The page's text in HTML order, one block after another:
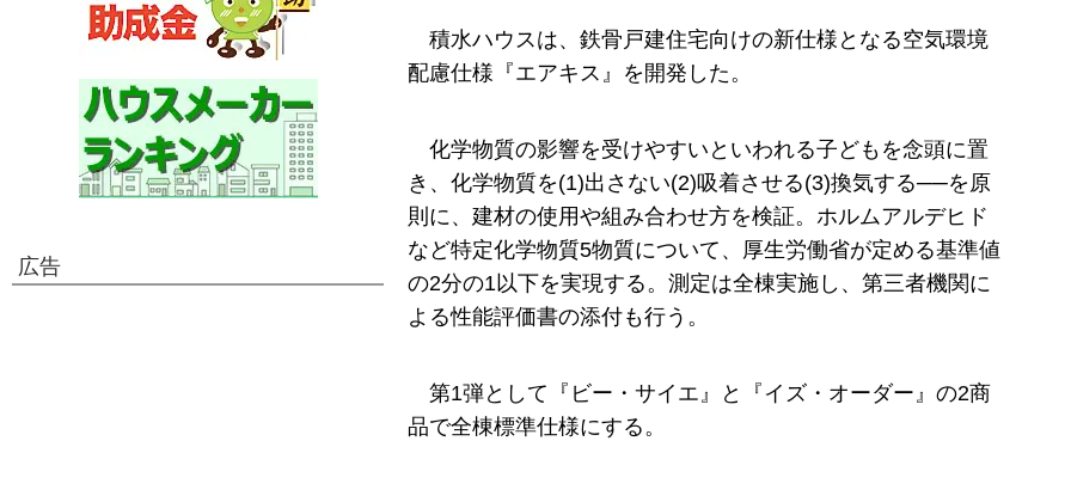
積水ハウスは、鉄骨戸建住宅向けの新仕様となる空気環境
配慮仕様『エアキス』を開発した。
化学物質の影響を受けやすいといわれる子どもを念頭に置
き、化学物質を(1)出さない(2)吸着させる(3)換気する──を原
則に、建材の使用や組み合わせ方を検証。ホルムアルデヒド
など特定化学物質5物質について、厚生労働省が定める基準値
の2分の1以下を実現する。測定は全棟実施し、第三者機関に
よる性能評価書の添付も行う。
第1弾として『ビー・サイエ』と『イズ・オーダー』の2商
品で全棟標準仕様にする。
広告